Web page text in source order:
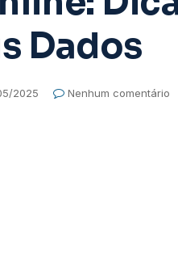
Dados
2025 Nenhum comentário